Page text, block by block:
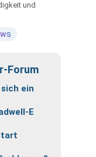
und
Forum
ein
E